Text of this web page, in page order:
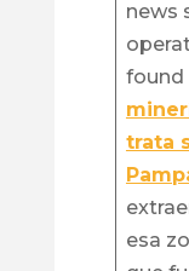
news
found
trata
esa